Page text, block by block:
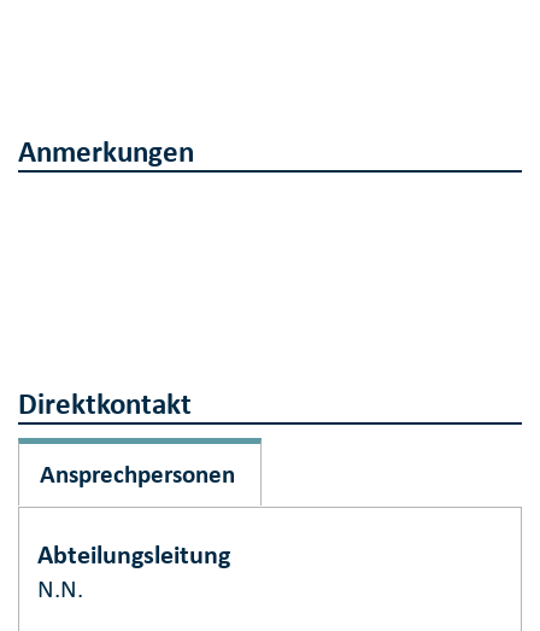
Anmerkungen
Direktkontakt
Ansprechpersonen
Abteilungsleitung
N.N.